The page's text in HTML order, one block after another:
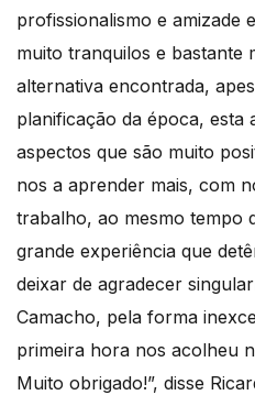
profissionalismo e amizade
muito tranquilos e bastante
alternativa encontrada,
planificação da época, esta
aspectos que são muito
nos a aprender mais, com
trabalho, ao mesmo tempo
grande experiência que
deixar de agradecer
Camacho, pela forma
primeira hora nos acolheu
Muito obrigado!”, disse